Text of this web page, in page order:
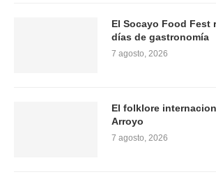
El Socayo Food Fest
días de gastronomía
7 agosto, 2026
El folklore
Arroyo
7 agosto, 2026